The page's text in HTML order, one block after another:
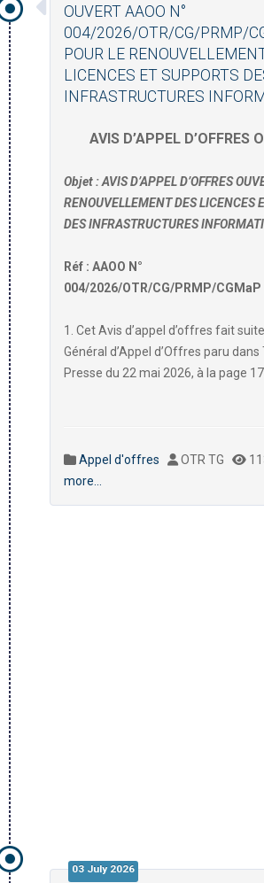
OUVERT AAOO N°
004/2026/OTR/CG/PRMP/
POUR LE
LICENCES ET SUPPORTS
INFRASTRUCTURES
AVIS D’APPEL D’OFFRES
Objet : AVIS D’APPEL D’OFFRES
RENOUVELLEMENT DES LICENCES
DES INFRASTRUCTURES
Réf : AAOO N°
004/2026/OTR/CG/PRMP/CGMaP
1. Cet Avis d’appel d’offres fait suite
Général d’Appel d’Offres paru dans
Presse du 22 mai 2026, à la page 17.
Appel d'offres OTR TG
more...
03 July 2026